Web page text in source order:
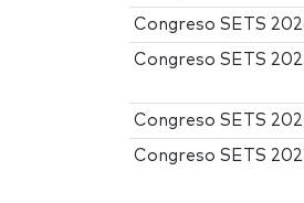
Congreso SETS
Congreso SETS
Congreso SETS
Congreso SETS